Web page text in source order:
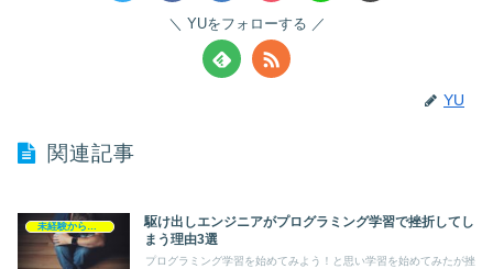
YUをフォローする
YU
関連記事
未経験からエンジニア
駆け出しエンジニアがプログラミング学習で挫折してし
まう理由3選
プログラミング学習を始めてみよう！と思い学習を始めてみたが挫